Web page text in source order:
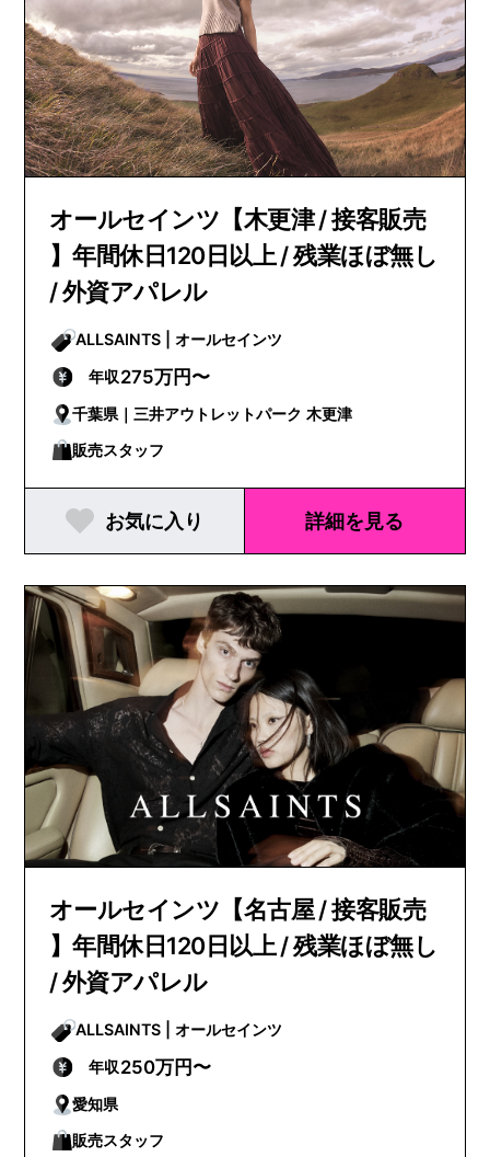
オールセインツ【木更津 / 接客販売
】年間休日120日以上 / 残業ほぼ無し
/ 外資アパレル
ALLSAINTS | オールセインツ
年収275万円〜
千葉県｜三井アウトレットパーク 木更津
販売スタッフ
お気に入り 詳細を見る
オールセインツ【名古屋 / 接客販売
】年間休日120日以上 / 残業ほぼ無し
/ 外資アパレル
ALLSAINTS | オールセインツ
年収250万円〜
愛知県
販売スタッフ